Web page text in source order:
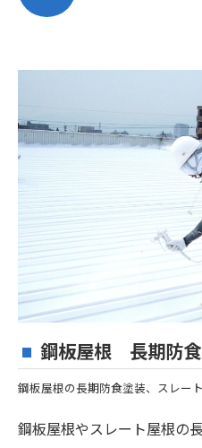
鋼板屋根 長期防
鋼板屋根の長期防食塗装、スレー
鋼板屋根やスレート屋根の